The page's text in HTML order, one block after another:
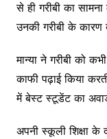
से ही गरीबी का
उनकी गरीबी के कारण
मान्या ने गरीबी को
काफी पढ़ाई किया
में बेस्ट स्टूडेंट का
अपनी स्कूली शिक्षा के